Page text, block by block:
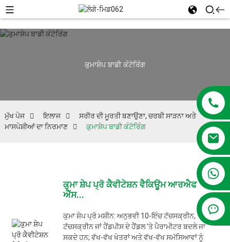
ਕੁਮਾਸ਼ੇਪ ਬਾਡੀ ਕੰਟੋਰਿੰਗ
ਮੁੱਖ ਪੇਜ ਇਲਾਜ
ਸਰੀਰ ਦੀ ਮੂਰਤੀ ਬਣਾਉਣਾ, ਚਰਬੀ ਸਾੜਨਾ ਅਤੇ
ਮਾਸਪੇਸ਼ੀਆਂ ਦਾ ਨਿਰਮਾਣ
ਕੁਮਾਸ਼ੇਪ ਬਾਡੀ ਕੰਟੋਰਿੰਗ
ਕੁਮਾ ਸ਼ੇਪ ਪ੍ਰੋ ਕੈਵੀਟੇਸ਼ਨ ਵੈਕਿਊਮ ਆਰਐਫ
ਐੱਸ...
ਕੁਮਾ ਸ਼ੇਪ ਪ੍ਰੋ ਮਸ਼ੀਨ: ਅਨੁਭਵੀ 10-ਇੰਚ ਟੱਚਸਕ੍ਰੀਨ,
ਟੱਚਸਕ੍ਰੀਨ ਜਾਂ ਹੈਂਡਪੀਸ ਦੇ ਹੈਂਡਲ 'ਤੇ ਪੈਰਾਮੀਟਰ ਬਦਲੇ ਜਾ
ਸਕਦੇ ਹਨ; ਵੱਖ-ਵੱਖ ਖੇਤਰਾਂ ਅਤੇ ਵੱਖ-ਵੱਖ ਸਮੱਸਿਆਵਾਂ ਨੂੰ